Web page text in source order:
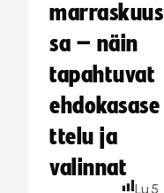
marraskuus
sa – näin
tapahtuvat
ehdokasase
ttelu ja
valinnat
Lu 5